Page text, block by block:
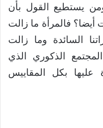
يستطيع القول بأن
أيضا؟ فالمرأة ما زالت
السائدة وما زالت
الذكوري الذي
عليها بكل المقاييس